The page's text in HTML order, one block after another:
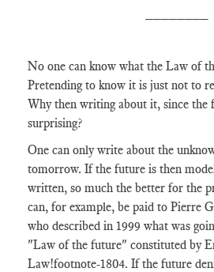
No one can know what the Law of
Pretending to know it is just not to
Why then writing about it, since the
surprising?
One can only write about the
tomorrow. If the future is then
written, so much the better for the
can, for example, be paid to Pierre
who described in 1999 what was
"Law of the future" constituted by
Law!footnote-1804. If the future